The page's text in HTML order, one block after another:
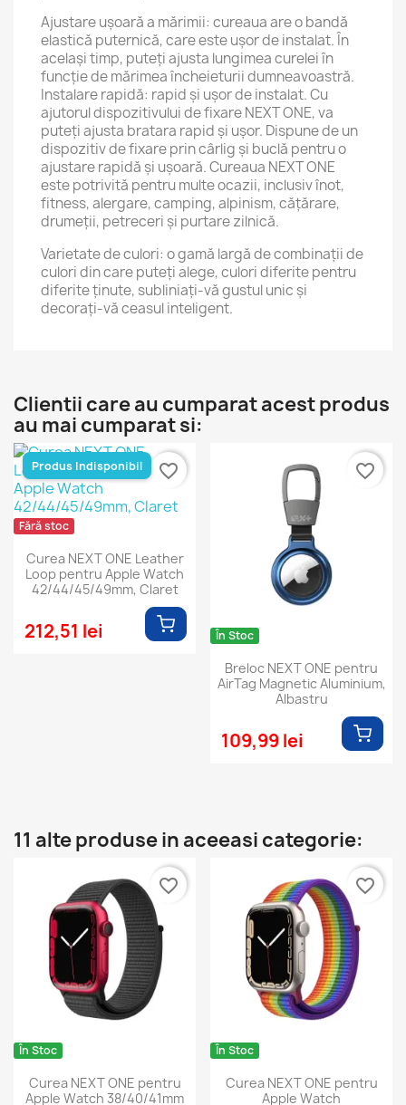
Ajustare ușoară a mărimii: cureaua are o bandă
elastică puternică, care este ușor de instalat. În
același timp, puteți ajusta lungimea curelei în
funcție de mărimea încheieturii dumneavoastră.
Instalare rapidă: rapid și ușor de instalat. Cu
ajutorul dispozitivului de fixare NEXT ONE, va
puteți ajusta bratara rapid și ușor. Dispune de un
dispozitiv de fixare prin cârlig și buclă pentru o
ajustare rapidă și ușoară. Cureaua NEXT ONE
este potrivită pentru multe ocazii, inclusiv înot,
fitness, alergare, camping, alpinism, cățărare,
drumeții, petreceri și purtare zilnică.
Varietate de culori: o gamă largă de combinații de
culori din care puteți alege, culori diferite pentru
diferite ținute, subliniați-vă gustul unic și
decorați-vă ceasul inteligent.
Clientii care au cumparat acest produs
au mai cumparat si:
Fără stoc
Curea NEXT ONE Leather
Loop pentru Apple Watch
42/44/45/49mm, Claret
212,51 lei
Produs Indisponibil favorite_border
În Stoc
Breloc NEXT ONE pentru
AirTag Magnetic Aluminium,
Albastru
109,99 lei
favorite_border
11 alte produse in aceeasi categorie:
În Stoc
Curea NEXT ONE pentru
Apple Watch 38/40/41mm
favorite_border
În Stoc
Curea NEXT ONE pentru
Apple Watch
favorite_border